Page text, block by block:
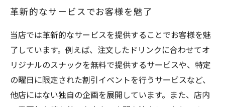
革新的なサービスでお客様を魅了
当店では革新的なサービスを提供することでお客様を魅
了しています。例えば、注文したドリンクに合わせてオ
リジナルのスナックを無料で提供するサービスや、特定
の曜日に限定された割引イベントを行うサービスなど、
他店にはない独自の企画を展開しています。また、店内